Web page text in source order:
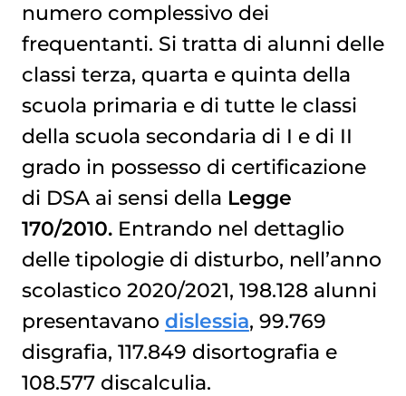
numero complessivo dei
frequentanti. Si tratta di alunni delle
classi terza, quarta e quinta della
scuola primaria e di tutte le classi
della scuola secondaria di I e di II
grado in possesso di certificazione
di DSA ai sensi della Legge
170/2010.Entrando nel dettaglio
delle tipologie di disturbo, nell’anno
scolastico 2020/2021, 198.128 alunni
presentavano dislessia, 99.769
disgrafia, 117.849 disortografia e
108.577 discalculia.